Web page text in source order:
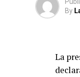
By
La